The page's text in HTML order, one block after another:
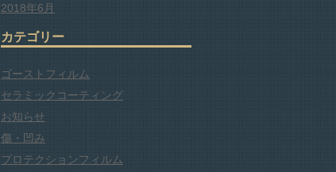
2018年6月
カテゴリー
ゴーストフィルム
セラミックコーティング
お知らせ
傷・凹み
プロテクションフィルム